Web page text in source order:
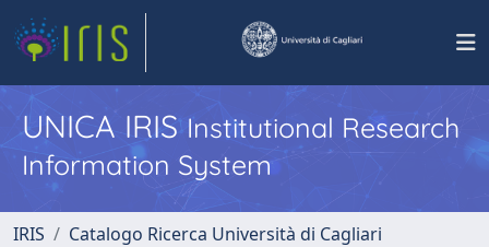
UNICA IRISInstitutional Research
Information System
IRIS
Catalogo Ricerca Università di Cagliari